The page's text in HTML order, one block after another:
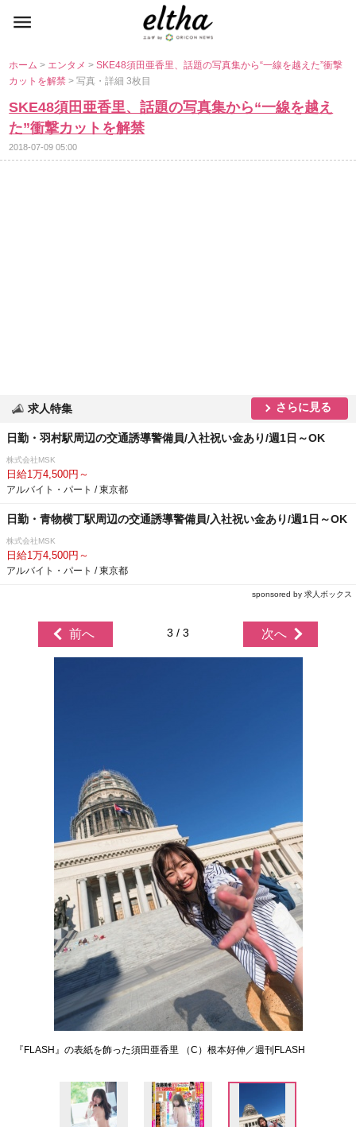
ホーム> エンタメ>SKE48須田亜香里、話題の写真集から“一線を越えた”衝撃
カットを解禁> 写真・詳細 3枚目
SKE48須田亜香里、話題の写真集から“一線を越え
た”衝撃カットを解禁
2018-07-09 05:00
求人特集 さらに見る
日勤・羽村駅周辺の交通誘導警備員/入社祝い金あり/週1日～OK
株式会社MSK
日給1万4,500円～
アルバイト・パート / 東京都
日勤・青物横丁駅周辺の交通誘導警備員/入社祝い金あり/週1日～OK
株式会社MSK
日給1万4,500円～
アルバイト・パート / 東京都
sponsored by 求人ボックス
前へ 3 / 3 次へ
『FLASH』の表紙を飾った須田亜香里 （C）根本好伸／週刊FLASH